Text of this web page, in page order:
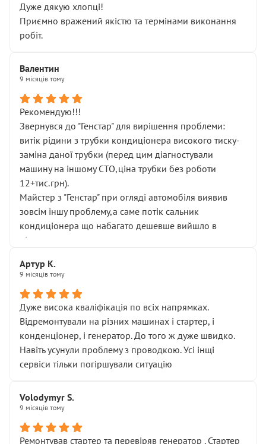
Дуже дякую хлопці!
Приємно вражений якістю та термінами виконання
робіт.
Валентин
9 місяців тому
Рекомендую!!!
Звернувся до "Генстар" для вирішення проблеми:
витік рідини з трубки кондиціонера високого тиску-
заміна даної трубки (перед цим діагностували
машину на іншому СТО,ціна трубки без роботи
12+тис.грн).
Майстер з "Генстар" при огляді автомобіля виявив
зовсім іншу проблему,а саме потік сальник
кондиціонера що набагато дешевше вийшло в
підсумку.
Артур К.
9 місяців тому
Дуже висока кваліфікація по всіх напрямках.
Відремонтували на різних машинах і стартер, і
конденціонер, і генератор. До того ж дуже швидко.
Навіть усунули проблему з проводкою. Усі інщі
сервіси тільки погіршували ситуацію
Volodymyr S.
9 місяців тому
Ремонтував стартер та перевіряв генератор . Стартер